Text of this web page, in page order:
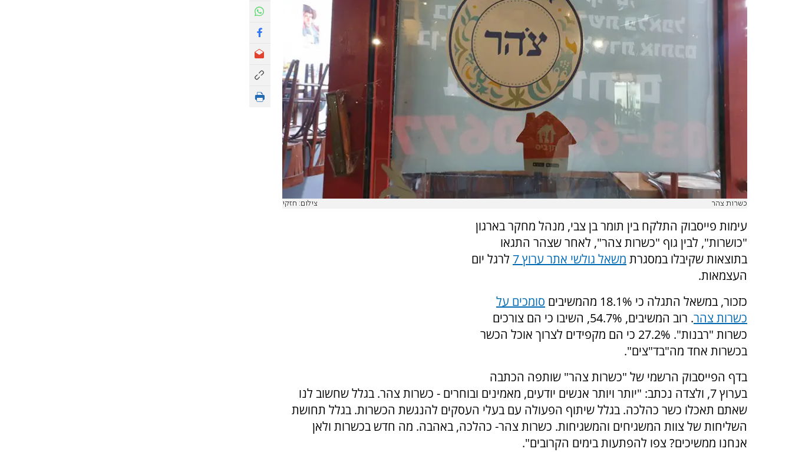
כשרות צהר צילום: חזקי
עימות פייסבוק התלקח בין תומר בן צבי, מנהל מחקר בארגון
"כושרות", לבין גוף "כשרות צהר", לאחר שצהר התגאו
בתוצאות שקיבלו במסגרת משאל גולשי אתר ערוץ 7
לרגל יום
העצמאות.
כזכור, במשאל התגלה כי 18.1% מהמשיבים
סומכים על
כשרות צהר
. רוב המשיבים, 54.7%, השיבו כי הם צורכים
כשרות "רבנות". 27.2% כי הם מקפידים לצרוך אוכל הכשר
בכשרות אחד מה"בד"צים".
בדף הפייסבוק הרשמי של "כשרות צהר" שותפה הכתבה
בערוץ 7, ולצדה נכתב: "יותר ויותר אנשים יודעים, מאמינים ובוחרים - כשרות צהר. בגלל שחשוב לנו
שאתם תאכלו כשר כהלכה. בגלל שיתוף הפעולה עם בעלי העסקים להנגשת הכשרות. בגלל תחושת
השליחות של צוות המשגיחים והמשגיחות. כשרות צהר- כהלכה, באהבה. מה חדש בכשרות ולאן
אנחנו ממשיכים? צפו להפתעות בימים הקרובים".